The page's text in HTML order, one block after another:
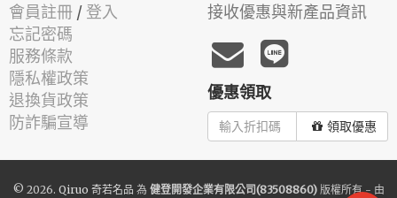
會員註冊 / 登入
忘記密碼
服務條款
隱私權政策
退換貨政策
防詐騙宣導
接收優惠與新產品資訊
優惠領取
領取優惠
© 2026. Qiruo 奇若名品 為 健登開發企業有限公司(83508860)版權所有 - 由